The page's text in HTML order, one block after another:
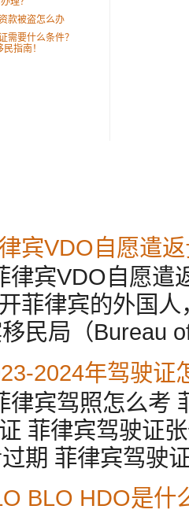
款被盗怎么办
需要什么条件？
指南！
宾VDO自愿遣
律宾VDO自愿遣
菲律宾的外国
民局（Bureau
2024年驾驶证
律宾驾照怎么考
菲律宾驾驶证
期 菲律宾驾驶
BLO HDO是什